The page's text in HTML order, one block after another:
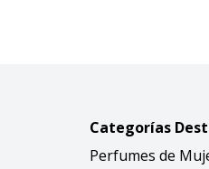
Categorías
Perfumes de